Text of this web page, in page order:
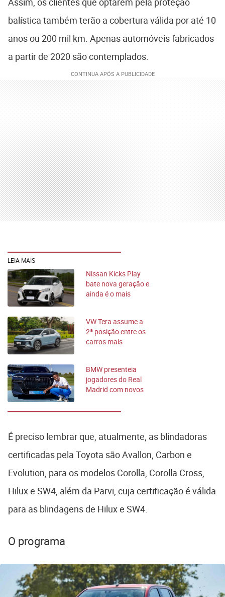
balística também terão a cobertura válida por até 10
anos ou 200 mil km. Apenas automóveis fabricados
a partir de 2020 são contemplados.
LEIA MAIS
Nissan Kicks Play
bate nova geração e
ainda é o mais
VW Tera assume a
2ª posição entre os
carros mais
BMW presenteia
jogadores do Real
Madrid com novos
É preciso lembrar que, atualmente, as blindadoras
certificadas pela Toyota são Avallon, Carbon e
Evolution, para os modelos Corolla, Corolla Cross,
Hilux e SW4, além da Parvi, cuja certificação é válida
para as blindagens de Hilux e SW4.
O programa